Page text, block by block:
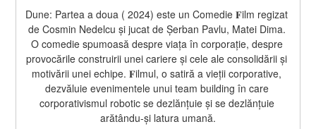
Dune: Partea a doua ( 2024) este un Comedie 𝐅ilm regizat
de Cosmin Nedelcu și jucat de Șerban Pavlu, Matei Dima.
O comedie spumoasă despre viața în corporație, despre
provocările construirii unei cariere și cele ale consolidării și
motivării unei echipe. 𝐅ilmul, o satiră a vieții corporative,
dezvăluie evenimentele unui team building în care
corporativismul robotic se dezlănțuie și se dezlănțuie
arătându-și latura umană.